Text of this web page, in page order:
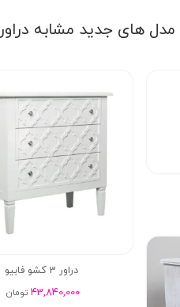
مدل های جدید مشابه دراور 7 کشو کاملیا
دراور 3 کشو فابیو
43,840,000 تومان